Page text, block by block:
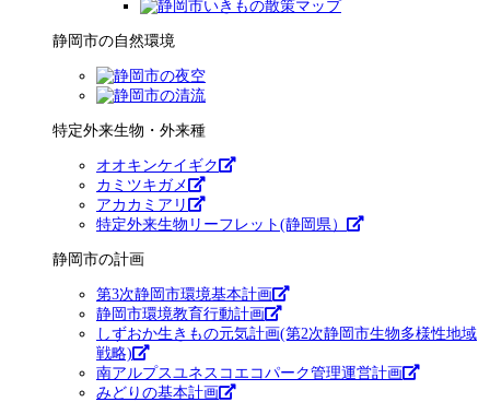
静岡市の自然環境
特定外来生物・外来種
オオキンケイギク
カミツキガメ
アカカミアリ
特定外来生物リーフレット(静岡県）
静岡市の計画
第3次静岡市環境基本計画
静岡市環境教育行動計画
しずおか生きもの元気計画(第2次静岡市生物多様性地域
戦略)
南アルプスユネスコエコパーク管理運営計画
みどりの基本計画